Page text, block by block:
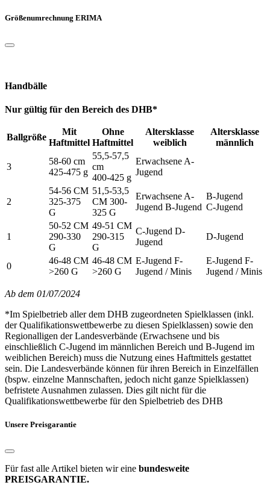
Größenumrechnung ERIMA
Handbälle
Nur gültig für den Bereich des DHB*
Ballgröße
Mit
Haftmittel
Ohne
Haftmittel
Altersklasse
weiblich
Altersklasse
männlich
3
58-60 cm
425-475 g
55,5-57,5
cm
400-425 g
Erwachsene A-
Jugend
2
54-56 CM
325-375
G
51,5-53,5
CM 300-
325 G
Erwachsene A-
Jugend B-Jugend
B-Jugend
C-Jugend
1
50-52 CM
290-330
G
49-51 CM
290-315
G
C-Jugend D-
Jugend
D-Jugend
0
46-48 CM
>260 G
46-48 CM
>260 G
E-Jugend F-
Jugend / Minis
E-Jugend F-
Jugend / Minis
Ab dem 01/07/2024
*Im Spielbetrieb aller dem DHB zugeordneten Spielklassen (inkl.
der Qualifikationswettbewerbe zu diesen Spielklassen) sowie den
Regionalligen der Landesverbände (Erwachsene und bis
einschließlich C-Jugend im männlichen Bereich und B-Jugend im
weiblichen Bereich) muss die Nutzung eines Haftmittels gestattet
sein. Die Landesverbände können für ihren Bereich in Einzelfällen
(bspw. einzelne Mannschaften, jedoch nicht ganze Spielklassen)
befristete Ausnahmen zulassen. Dies gilt nicht für die
Qualifikationswettbewerbe für den Spielbetrieb des DHB
Unsere Preisgarantie
Für fast alle Artikel bieten wir eine bundesweite
PREISGARANTIE.